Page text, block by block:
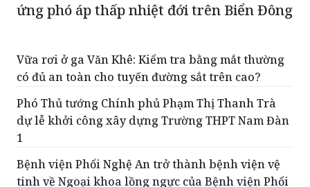
ứng phó áp thấp nhiệt đới trên Biển Đông
Vữa rơi ở ga Văn Khê: Kiểm tra bằng mắt thường
có đủ an toàn cho tuyến đường sắt trên cao?
Phó Thủ tướng Chính phủ Phạm Thị Thanh Trà
dự lễ khởi công xây dựng Trường THPT Nam Đàn
1
Bệnh viện Phổi Nghệ An trở thành bệnh viện vệ
tinh về Ngoại khoa lồng ngực của Bệnh viện Phổi